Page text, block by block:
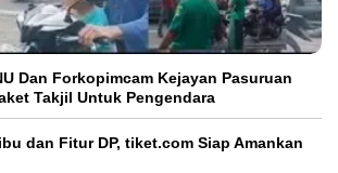
Dan Forkopimcam Kejayan Pasuruan
Takjil Untuk Pengendara
dan Fitur DP, tiket.com Siap Amankan